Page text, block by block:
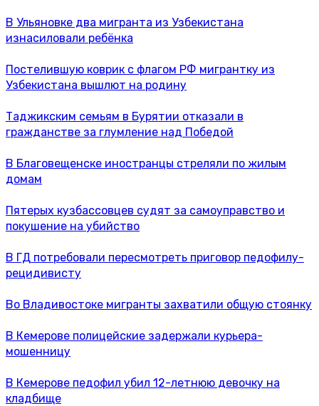
В Ульяновке два мигранта из Узбекистана
изнасиловали ребёнка
Постелившую коврик с флагом РФ мигрантку из
Узбекистана вышлют на родину
Таджикским семьям в Бурятии отказали в
гражданстве за глумление над Победой
В Благовещенске иностранцы стреляли по жилым
домам
Пятерых кузбассовцев судят за самоуправство и
покушение на убийство
В ГД потребовали пересмотреть приговор педофилу-
рецидивисту
Во Владивостоке мигранты захватили общую стоянку
В Кемерове полицейские задержали курьера-
мошенницу
В Кемерове педофил убил 12-летнюю девочку на
кладбище